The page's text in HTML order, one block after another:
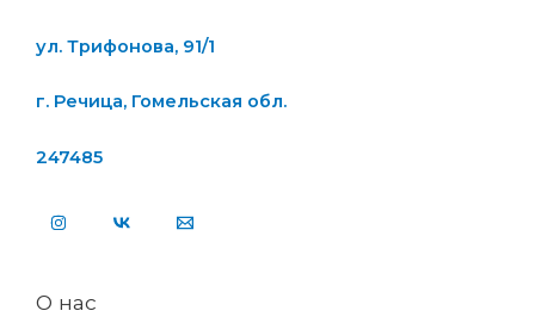
ул. Трифонова, 91/1
г. Речица, Гомельская обл.
247485
О нас